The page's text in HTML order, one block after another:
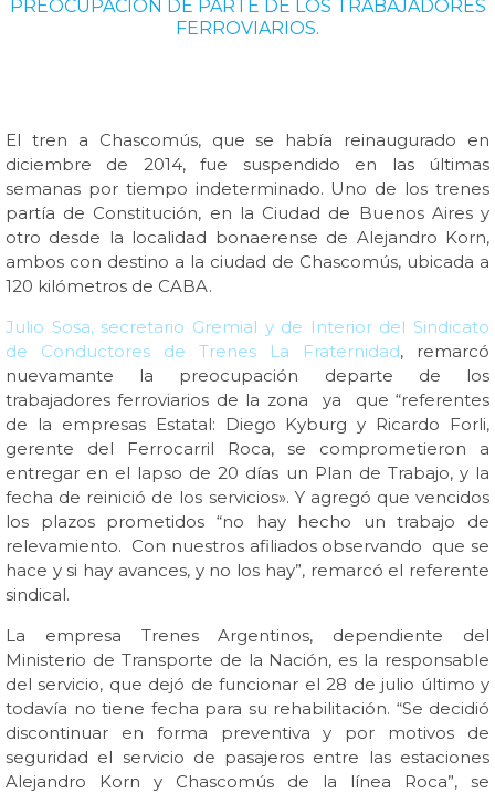
PREOCUPACIÓN DE PARTE DE LOS TRABAJADORES
FERROVIARIOS.
El tren a Chascomús, que se había reinaugurado en
diciembre de 2014, fue suspendido en las últimas
semanas por tiempo indeterminado. Uno de los trenes
partía de Constitución, en la Ciudad de Buenos Aires y
otro desde la localidad bonaerense de Alejandro Korn,
ambos con destino a la ciudad de Chascomús, ubicada a
120 kilómetros de CABA.
Julio Sosa, secretario Gremial y de Interior del Sindicato
de Conductores de Trenes La Fraternidad, remarcó
nuevamante la preocupación departe de los
trabajadores ferroviarios de la zona ya que “referentes
de la empresas Estatal: Diego Kyburg y Ricardo Forli,
gerente del Ferrocarril Roca, se comprometieron a
entregar en el lapso de 20 días un Plan de Trabajo, y la
fecha de reinició de los servicios». Y agregó que vencidos
los plazos prometidos “no hay hecho un trabajo de
relevamiento. Con nuestros afiliados observando que se
hace y si hay avances, y no los hay”, remarcó el referente
sindical.
La empresa Trenes Argentinos, dependiente del
Ministerio de Transporte de la Nación, es la responsable
del servicio, que dejó de funcionar el 28 de julio último y
todavía no tiene fecha para su rehabilitación. “Se decidió
discontinuar en forma preventiva y por motivos de
seguridad el servicio de pasajeros entre las estaciones
Alejandro Korn y Chascomús de la línea Roca”, se